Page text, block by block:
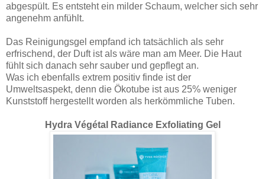
abgespült. Es entsteht ein milder Schaum, welcher sich sehr
angenehm anfühlt.
Das Reinigungsgel empfand ich tatsächlich als sehr
erfrischend, der Duft ist als wäre man am Meer. Die Haut
fühlt sich danach sehr sauber und gepflegt an.
Was ich ebenfalls extrem positiv finde ist der
Umweltsaspekt, denn die Ökotube ist aus 25% weniger
Kunststoff hergestellt worden als herkömmliche Tuben.
Hydra Végétal Radiance Exfoliating Gel